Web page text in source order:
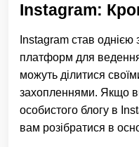
Instagram:
Instagram став
платформ для
можуть ділитися
захопленнями. Якщо
особистого блогу в
вам розібратися в